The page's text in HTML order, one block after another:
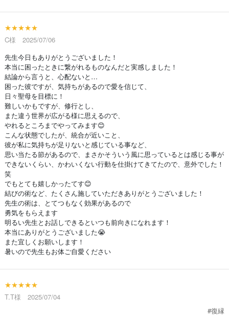
★★★★★
C様 2025/07/06
先生今日もありがとうございました！
本当に困ったときに繋がれるものなんだと実感しました！
結論から言うと、心配ないと…
困った彼ですが、気持ちがあるので愛を信じて、
日々聖母を目標に！
難しいかもですが、修行とし、
また違う世界が広がる様に思えるので、
やれるところまでやってみます😊
こんな状態でしたが、統合が近いこと、
彼が私に気持ちが足りないと感じている事など、
思い当たる節があるので、まさかそういう風に思っているとは感じる事が
できないくらい、かわいくない行動を仕掛けてきてたので、意外でした！
笑
でもとても嬉しかったてす😊
結びの術など、たくさん施していただきありがとうございました！
先生の術は、とてつもなく効果があるので
勇気をもらえます
明るい先生とお話しできるといつも前向きになれます！
本当にありがとうございました😭
また宜しくお願いします！
暑いので先生もお体ご自愛ください
★★★★★
T.T様 2025/07/04
#復縁